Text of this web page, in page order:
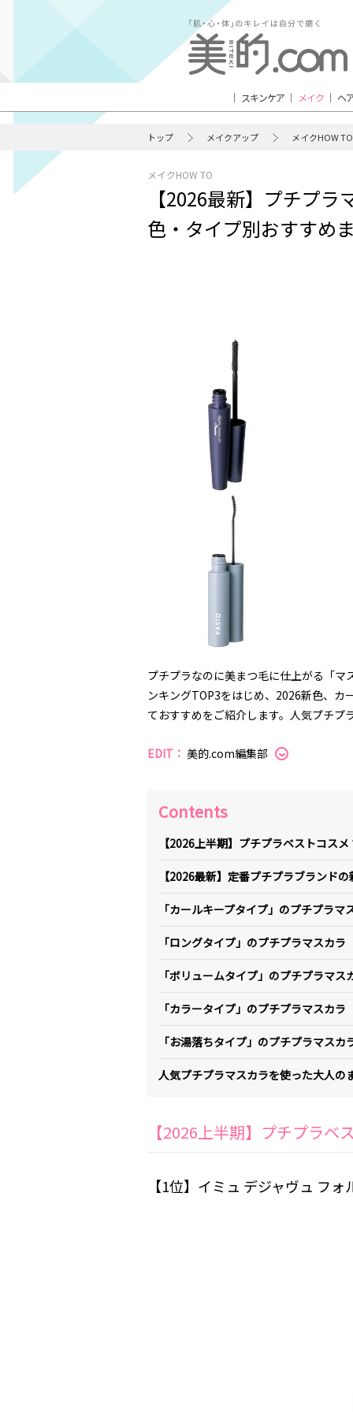
スキンケア メイク ヘ
トップ メイクアップ メイクHOW TO
メイクHOW TO
【2026最新】プチプ
色・タイプ別おすすめ
プチプラなのに美まつ毛に仕上がる「
ンキングTOP3をはじめ、2026新色、カ
ておすすめをご紹介します。人気プチ
EDIT： 美的.com編集部
Contents
【2026上半期】プチプラベストコス
【2026最新】定番プチプラブランド
「カールキープタイプ」のプチプラマ
「ロングタイプ」のプチプラマスカラ
「ボリュームタイプ」のプチプラマス
「カラータイプ」のプチプラマスカラ
「お湯落ちタイプ」のプチプラマスカ
人気プチプラマスカラを使った大人の
【2026上半期】プチプラベ
【1位】イミュ デジャヴュ フ